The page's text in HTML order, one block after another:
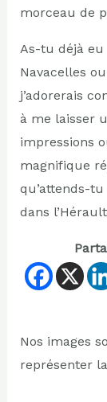
morceau de
As-tu déjà eu
Navacelles
j’adorerais
à me laisser
impressions
magnifique
qu’attends-
dans
Nos images
représenter